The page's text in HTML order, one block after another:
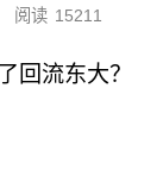
阅读 15211
回流东大？